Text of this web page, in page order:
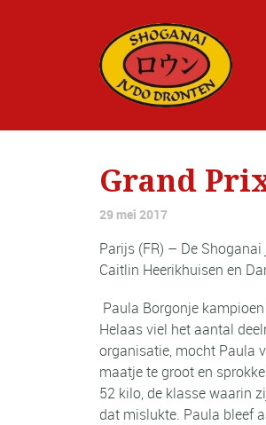
Grand
29 mei 2017
Parijs (FR) – De
Caitlin Heerikhuisen en
Paula Borgonje
Helaas viel het aantal
organisatie, mocht Paula
maatje te groot en
52 kilo, de klasse waarin
dat mislukte. Paula bleef